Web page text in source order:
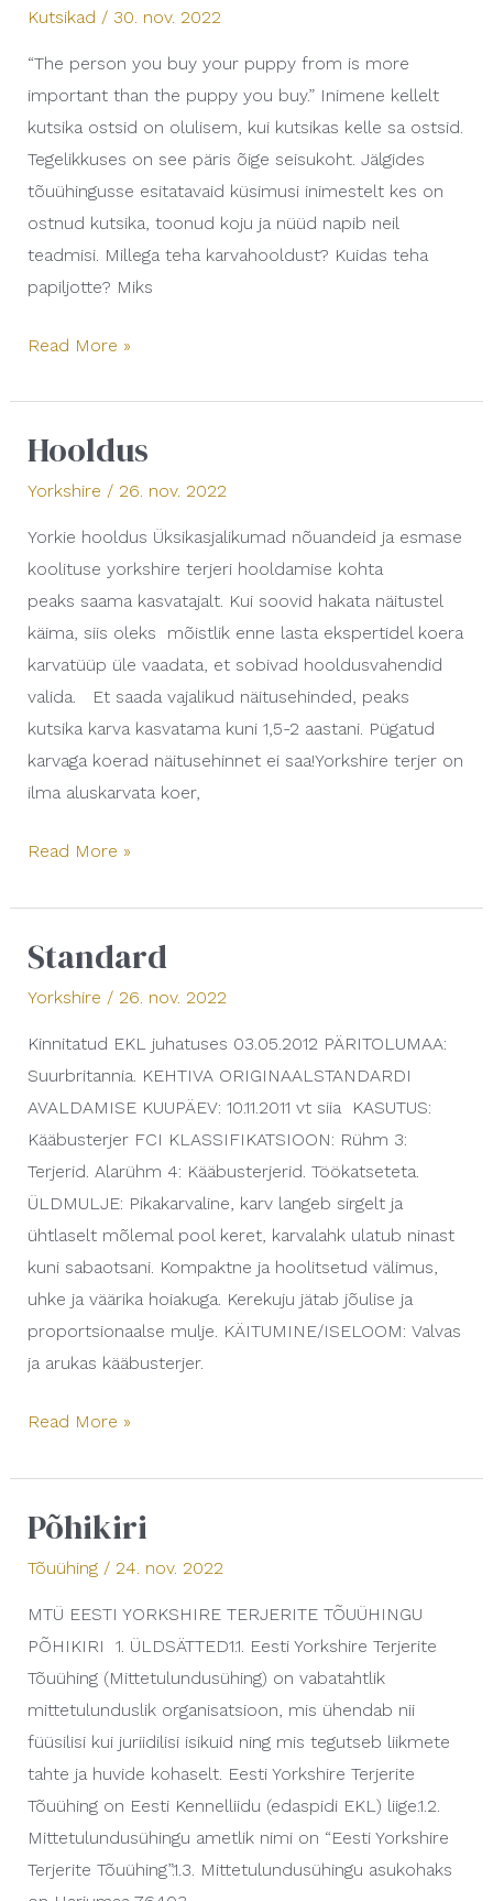
Kutsikad / 30. nov. 2022
“The person you buy your puppy from is more
important than the puppy you buy.” Inimene kellelt
kutsika ostsid on olulisem, kui kutsikas kelle sa ostsid.
Tegelikkuses on see päris õige seisukoht. Jälgides
tõuühingusse esitatavaid küsimusi inimestelt kes on
ostnud kutsika, toonud koju ja nüüd napib neil
teadmisi. Millega teha karvahooldust? Kuidas teha
papiljotte? Miks
…
Read More »
Hooldus
Yorkshire / 26. nov. 2022
Yorkie hooldus Üksikasjalikumad nõuandeid ja esmase
koolituse yorkshire terjeri hooldamise kohta
peaks saama kasvatajalt. Kui soovid hakata näitustel
käima, siis oleks mõistlik enne lasta ekspertidel koera
karvatüüp üle vaadata, et sobivad hooldusvahendid
valida. Et saada vajalikud näitusehinded, peaks
kutsika karva kasvatama kuni 1,5-2 aastani. Pügatud
karvaga koerad näitusehinnet ei saa!Yorkshire terjer on
ilma aluskarvata koer,
Hooldus
Read More »
Standard
Yorkshire / 26. nov. 2022
Kinnitatud EKL juhatuses 03.05.2012 PÄRITOLUMAA:
Suurbritannia. KEHTIVA ORIGINAALSTANDARDI
AVALDAMISE KUUPÄEV: 10.11.2011 vt siia KASUTUS:
Kääbusterjer FCI KLASSIFIKATSIOON: Rühm 3:
Terjerid. Alarühm 4: Kääbusterjerid. Töökatseteta.
ÜLDMULJE: Pikakarvaline, karv langeb sirgelt ja
ühtlaselt mõlemal pool keret, karvalahk ulatub ninast
kuni sabaotsani. Kompaktne ja hoolitsetud välimus,
uhke ja väärika hoiakuga. Kerekuju jätab jõulise ja
proportsionaalse mulje. KÄITUMINE/ISELOOM: Valvas
ja arukas kääbusterjer.
Standard
Read More »
Põhikiri
Tõuühing/ 24. nov. 2022
MTÜ EESTI YORKSHIRE TERJERITE TÕUÜHINGU
PÕHIKIRI 1. ÜLDSÄTTED1.1. Eesti Yorkshire Terjerite
Tõuühing (Mittetulundusühing) on vabatahtlik
mittetulunduslik organisatsioon, mis ühendab nii
füüsilisi kui juriidilisi isikuid ning mis tegutseb liikmete
tahte ja huvide kohaselt. Eesti Yorkshire Terjerite
Tõuühing on Eesti Kennelliidu (edaspidi EKL) liige.1.2.
Mittetulundusühingu ametlik nimi on “Eesti Yorkshire
Terjerite Tõuühing”.1.3. Mittetulundusühingu asukohaks
Põhikiri